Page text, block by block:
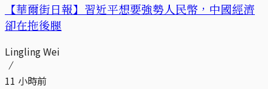
【華爾街日報】習近平想要強勢人民幣，中國經濟
卻在拖後腿
Lingling Wei
11 小時前